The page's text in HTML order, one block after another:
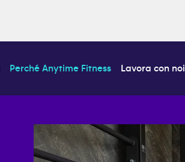
Perché Anytime Fitness Lavora con noi